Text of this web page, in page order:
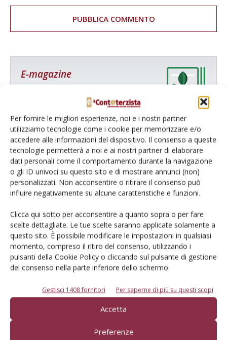
Per fornire le migliori esperienze, noi e i nostri partner
utilizziamo tecnologie come i cookie per memorizzare e/o
accedere alle informazioni del dispositivo. Il consenso a queste
tecnologie permetterà a noi e ai nostri partner di elaborare
dati personali come il comportamento durante la navigazione
o gli ID univoci su questo sito e di mostrare annunci (non)
personalizzati. Non acconsentire o ritirare il consenso può
influire negativamente su alcune caratteristiche e funzioni.
Clicca qui sotto per acconsentire a quanto sopra o per fare
scelte dettagliate. Le tue scelte saranno applicate solamente a
questo sito. È possibile modificare le impostazioni in qualsiasi
momento, compreso il ritiro del consenso, utilizzando i
pulsanti della Cookie Policy o cliccando sul pulsante di gestione
del consenso nella parte inferiore dello schermo.
Gestisci 1408 fornitori Per saperne di più su questi scopi
Accetta
Preferenze
E-magazine
Catalogo Aziende e Prodotti
Un modo semplice per cercare un'azienda o un
prodotto!
Cerca adesso
L'Esperto risponde
I consigli di Terra e Vita agli agricoltori